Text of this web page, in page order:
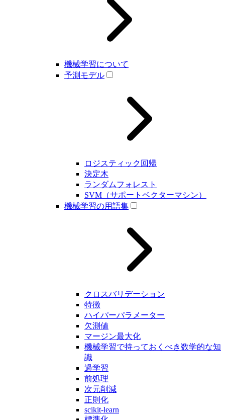
機械学習について
予測モデル
ロジスティック回帰
決定木
ランダムフォレスト
SVM（サポートベクターマシン）
機械学習の用語集
クロスバリデーション
特徴
ハイパーパラメーター
欠測値
マージン最大化
機械学習で持っておくべき数学的な知
識
過学習
前処理
次元削減
正則化
scikit-learn